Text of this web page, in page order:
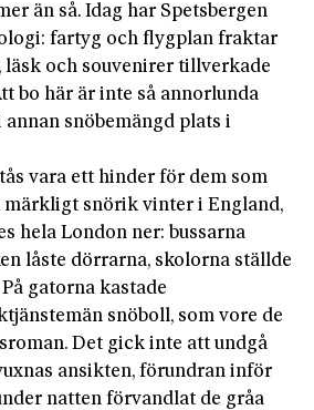
än så. Idag har Spetsbergen
fartyg och flygplan fraktar
och souvenirer tillverkade
bo här är inte så annorlunda
snöbemängd plats i
vara ett hinder för dem som
märkligt snörik vinter i England,
hela London ner: bussarna
låste dörrarna, skolorna ställde
gatorna kastade
snöboll, som vore de
Det gick inte att undgå
ansikten, förundran inför
natten förvandlat de gråa